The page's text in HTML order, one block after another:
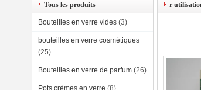
Tous les produits
Bouteilles en verre vides (3)
bouteilles en verre cosmétiques
(25)
Bouteilles en verre de parfum (26)
Pots crèmes en verre (8)
r